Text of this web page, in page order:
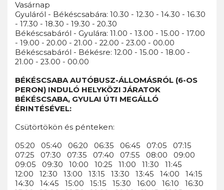
Vasárnap
Gyuláról - Békéscsabára: 10.30 - 12.30 - 14.30 - 16.30
- 17.30 - 18.30 - 19.30 - 20.30
Békéscsabáról - Gyulára: 11.00 - 13.00 - 15.00 - 17.00
- 19.00 - 20.00 - 21.00 - 22.00 - 23.00 - 00.00
Békéscsabáról - Békésre: 12.00 - 15.00 - 18.00 -
21.00 - 23.00 - 00.00
BÉKÉSCSABA AUTÓBUSZ-ÁLLOMÁSRÓL (6-OS
PERON) INDULÓ HELYKÖZI JÁRATOK
BÉKÉSCSABA, GYULAI ÚTI MEGÁLLÓ
ÉRINTÉSÉVEL:
Csütörtökön és pénteken:
05:20 05:40 06:20 06:35 06:45 07:05 07:15
07:25 07:30 07:35 07:40 07:55 08:00 09:00
09:05 09:30 10:00 10:25 11:00 11:30 11:45
12:00 12:30 13:00 13:15 13:30 13:45 14:00 14:15
14:30 14:45 15:00 15:15 15:30 16:00 16:10 16:30